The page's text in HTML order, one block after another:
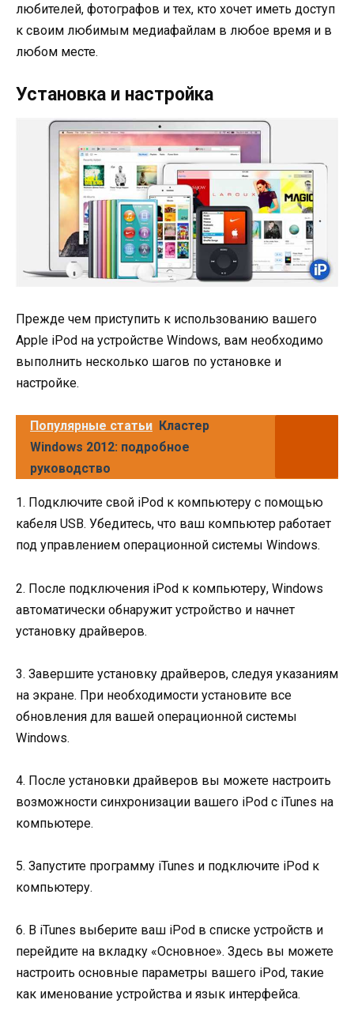
любителей, фотографов и тех, кто хочет иметь доступ
к своим любимым медиафайлам в любое время и в
любом месте.
Установка и настройка
Прежде чем приступить к использованию вашего
Apple iPod на устройстве Windows, вам необходимо
выполнить несколько шагов по установке и
настройке.
Популярные статьи Кластер
Windows 2012: подробное
руководство
1. Подключите свой iPod к компьютеру с помощью
кабеля USB. Убедитесь, что ваш компьютер работает
под управлением операционной системы Windows.
2. После подключения iPod к компьютеру, Windows
автоматически обнаружит устройство и начнет
установку драйверов.
3. Завершите установку драйверов, следуя указаниям
на экране. При необходимости установите все
обновления для вашей операционной системы
Windows.
4. После установки драйверов вы можете настроить
возможности синхронизации вашего iPod с iTunes на
компьютере.
5. Запустите программу iTunes и подключите iPod к
компьютеру.
6. В iTunes выберите ваш iPod в списке устройств и
перейдите на вкладку «Основное». Здесь вы можете
настроить основные параметры вашего iPod, такие
как именование устройства и язык интерфейса.